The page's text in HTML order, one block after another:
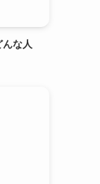
んな人